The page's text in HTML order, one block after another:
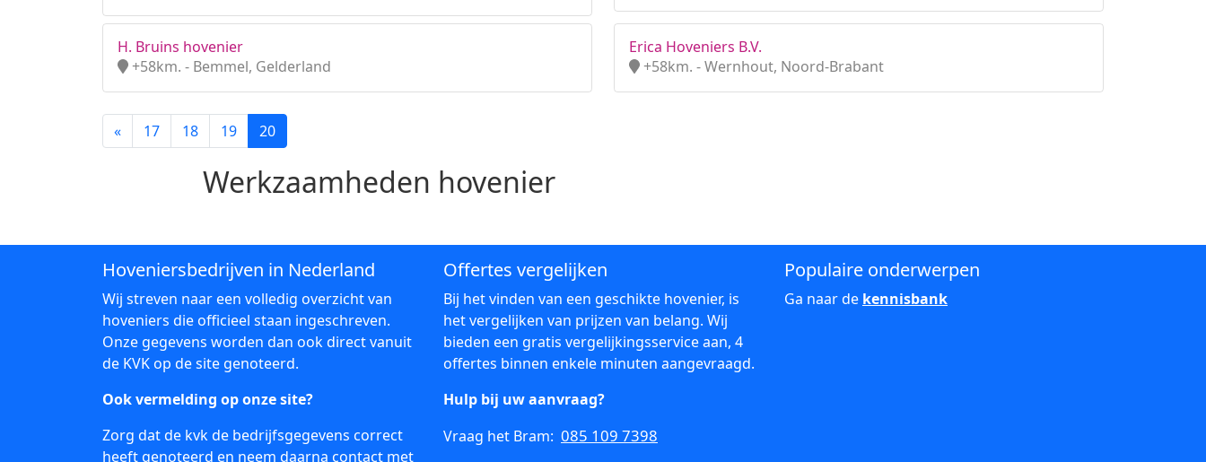
H. Bruins hovenier
+58km. - Bemmel, Gelderland
Erica Hoveniers B.V.
+58km. - Wernhout, Noord-Brabant
« 17 18 19 20
Werkzaamheden hovenier
Hoveniersbedrijven in Nederland
Wij streven naar een volledig overzicht van
hoveniers die officieel staan ingeschreven.
Onze gegevens worden dan ook direct vanuit
de KVK op de site genoteerd.
Ook vermelding op onze site?
Zorg dat de kvk de bedrijfsgegevens correct
heeft genoteerd en neem daarna contact met
Offertes vergelijken
Bij het vinden van een geschikte hovenier, is
het vergelijken van prijzen van belang. Wij
bieden een gratis vergelijkingsservice aan, 4
offertes binnen enkele minuten aangevraagd.
Hulp bij uw aanvraag?
Vraag het Bram: 085 109 7398
Populaire onderwerpen
Ga naar de kennisbank